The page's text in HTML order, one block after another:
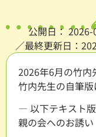
公開日： 2026-
／最終更新日：
2026年6月の竹内
竹内先生の自筆版
— 以下テキスト
親の会へのお誘い